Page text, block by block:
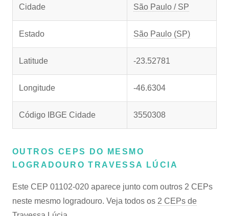
Cidade São Paulo / SP
Estado São Paulo (SP)
Latitude -23.52781
Longitude -46.6304
Código IBGE Cidade 3550308
OUTROS CEPS DO MESMO
LOGRADOURO TRAVESSA LÚCIA
Este CEP 01102-020 aparece junto com outros 2 CEPs
neste mesmo logradouro. Veja todos os 2 CEPs de